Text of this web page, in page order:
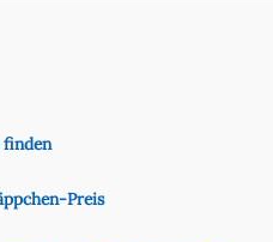
finden
Preis